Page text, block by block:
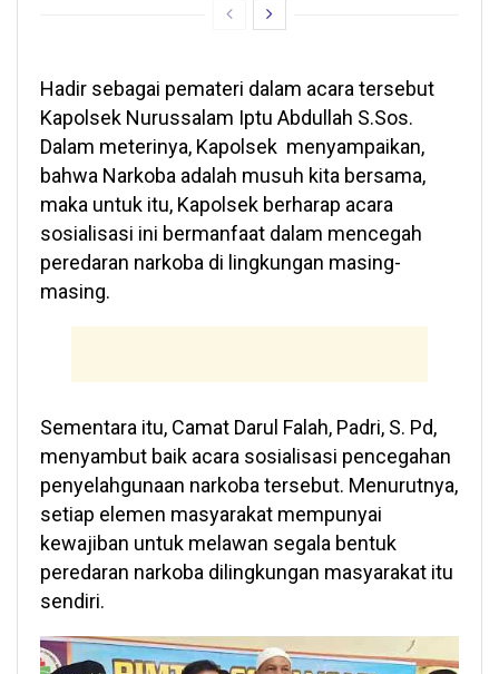
Hadir sebagai pemateri dalam acara tersebut
Kapolsek Nurussalam Iptu Abdullah S.Sos.
Dalam meterinya, Kapolsek menyampaikan,
bahwa Narkoba adalah musuh kita bersama,
maka untuk itu, Kapolsek berharap acara
sosialisasi ini bermanfaat dalam mencegah
peredaran narkoba di lingkungan masing-
masing.
Sementara itu, Camat Darul Falah, Padri, S. Pd,
menyambut baik acara sosialisasi pencegahan
penyelahgunaan narkoba tersebut. Menurutnya,
setiap elemen masyarakat mempunyai
kewajiban untuk melawan segala bentuk
peredaran narkoba dilingkungan masyarakat itu
sendiri.